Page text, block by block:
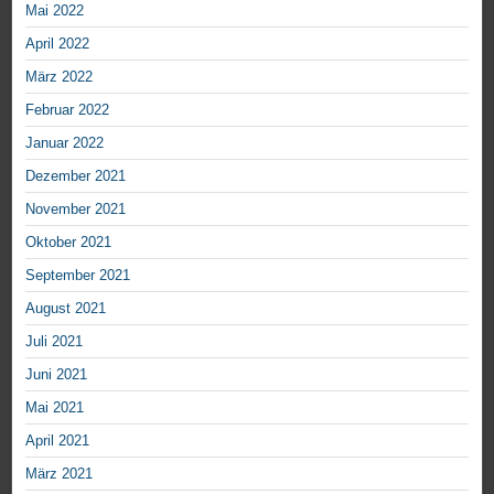
Mai 2022
April 2022
März 2022
Februar 2022
Januar 2022
Dezember 2021
November 2021
Oktober 2021
September 2021
August 2021
Juli 2021
Juni 2021
Mai 2021
April 2021
März 2021